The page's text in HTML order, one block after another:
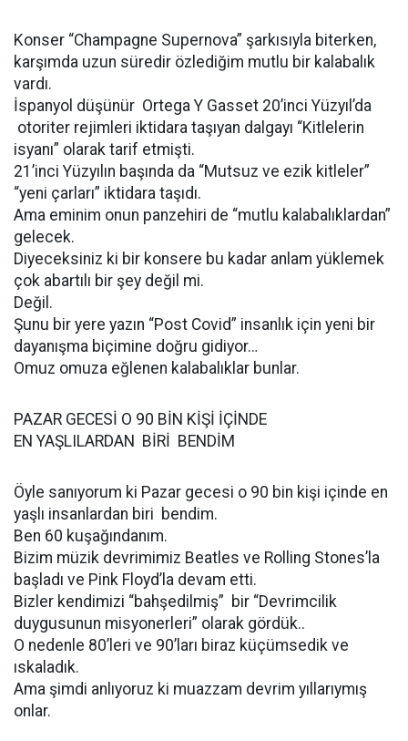
Konser “Champagne Supernova” şarkısıyla biterken,
karşımda uzun süredir özlediğim mutlu bir kalabalık
vardı.
İspanyol düşünür Ortega Y Gasset 20’inci Yüzyıl’da
otoriter rejimleri iktidara taşıyan dalgayı “Kitlelerin
isyanı” olarak tarif etmişti.
21’inci Yüzyılın başında da “Mutsuz ve ezik kitleler”
“yeni çarları” iktidara taşıdı.
Ama eminim onun panzehiri de “mutlu kalabalıklardan”
gelecek.
Diyeceksiniz ki bir konsere bu kadar anlam yüklemek
çok abartılı bir şey değil mi.
Değil.
Şunu bir yere yazın “Post Covid” insanlık için yeni bir
dayanışma biçimine doğru gidiyor…
Omuz omuza eğlenen kalabalıklar bunlar.
PAZAR GECESİ O 90 BİN KİŞİ İÇİNDE
EN YAŞLILARDAN BİRİ BENDİM
Öyle sanıyorum ki Pazar gecesi o 90 bin kişi içinde en
yaşlı insanlardan biri bendim.
Ben 60 kuşağındanım.
Bizim müzik devrimimiz Beatles ve Rolling Stones’la
başladı ve Pink Floyd’la devam etti.
Bizler kendimizi “bahşedilmiş” bir “Devrimcilik
duygusunun misyonerleri” olarak gördük..
O nedenle 80’leri ve 90’ları biraz küçümsedik ve
ıskaladık.
Ama şimdi anlıyoruz ki muazzam devrim yıllarıymış
onlar.